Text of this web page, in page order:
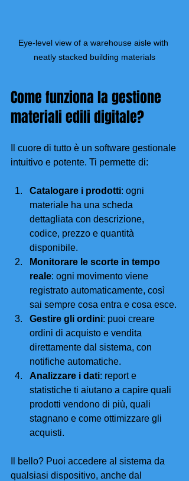
Eye-level view of a warehouse aisle with
neatly stacked building materials
Come funziona la gestione
materiali edili digitale?
Il cuore di tutto è un software gestionale
intuitivo e potente. Ti permette di:
Catalogare i prodotti: ogni
materiale ha una scheda
dettagliata con descrizione,
codice, prezzo e quantità
disponibile.
Monitorare le scorte in tempo
reale: ogni movimento viene
registrato automaticamente, così
sai sempre cosa entra e cosa esce.
Gestire gli ordini: puoi creare
ordini di acquisto e vendita
direttamente dal sistema, con
notifiche automatiche.
Analizzare i dati: report e
statistiche ti aiutano a capire quali
prodotti vendono di più, quali
stagnano e come ottimizzare gli
acquisti.
Il bello? Puoi accedere al sistema da
qualsiasi dispositivo, anche dal